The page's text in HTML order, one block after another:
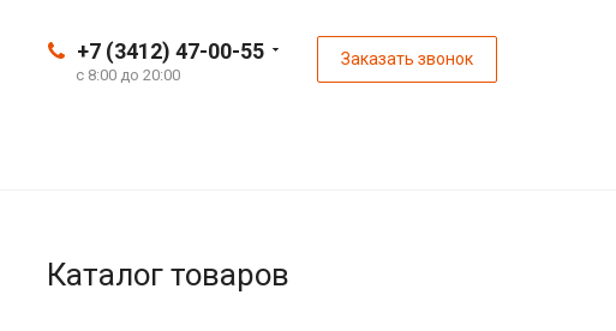
+7 (3412) 47-00-55
с 8:00 до 20:00
Заказать звонок
Каталог товаров